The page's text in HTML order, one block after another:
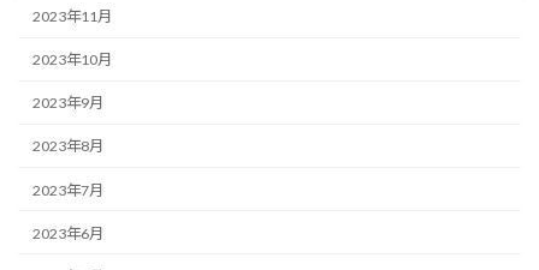
2023年11月
2023年10月
2023年9月
2023年8月
2023年7月
2023年6月